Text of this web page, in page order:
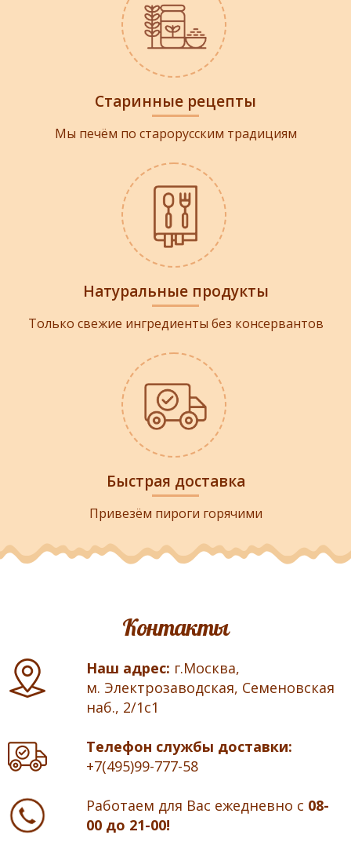
Старинные рецепты
Мы печём по старорусским традициям
Натуральные продукты
Только свежие ингредиенты без консервантов
Быстрая доставка
Привезём пироги горячими
Контакты
Наш адрес: г.Москва,
м. Электрозаводская, Семеновская
наб., 2/1с1
Телефон службы доставки:
+7(495)99-777-58
Работаем для Вас ежедневно с 08-
00 до 21-00!